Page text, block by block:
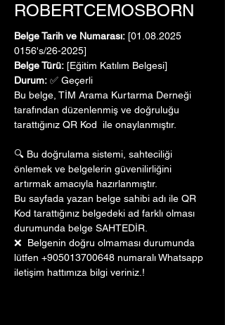
ROBERTCEMOSBORN
Belge Tarih ve Numarası: [01.08.2025
0156's/26-2025]
Belge Türü: [Eğitim Katılım Belgesi]
Durum: ✅ Geçerli
Bu belge, TİM Arama Kurtarma Derneği
tarafından düzenlenmiş ve doğruluğu
tarattığınız QR Kod  ile onaylanmıştır.
🔍 Bu doğrulama sistemi, sahteciliği
önlemek ve belgelerin güvenilirliğini
artırmak amacıyla hazırlanmıştır.
Bu sayfada yazan belge sahibi adı ile QR
Kod tarattığınız belgedeki ad farklı olması
durumunda belge SAHTEDİR.
❌  Belgenin doğru olmaması durumunda
lütfen +905013700648 numaralı Whatsapp
iletişim hattımıza bilgi veriniz.!